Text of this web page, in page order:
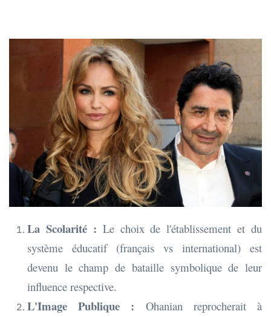
La Scolarité : Le choix de l'établissement et du
système éducatif (français vs international) est
devenu le champ de bataille symbolique de leur
influence respective.
L'Image Publique : Ohanian reprocherait à